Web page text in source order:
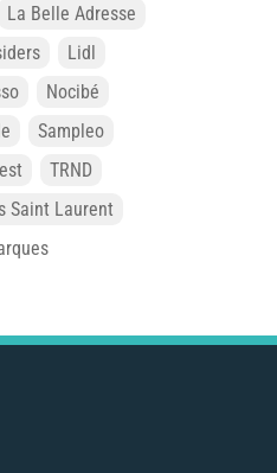
La Belle Adresse
Lidl
Nocibé
Sampleo
TRND
Saint Laurent